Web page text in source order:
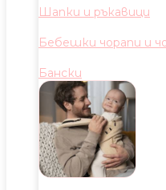
Шапки и ръкавици
Бебешки чорапи и
Бански